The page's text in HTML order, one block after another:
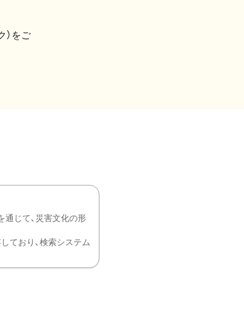
）をご
通じて、災害文化の形
ており、検索システム